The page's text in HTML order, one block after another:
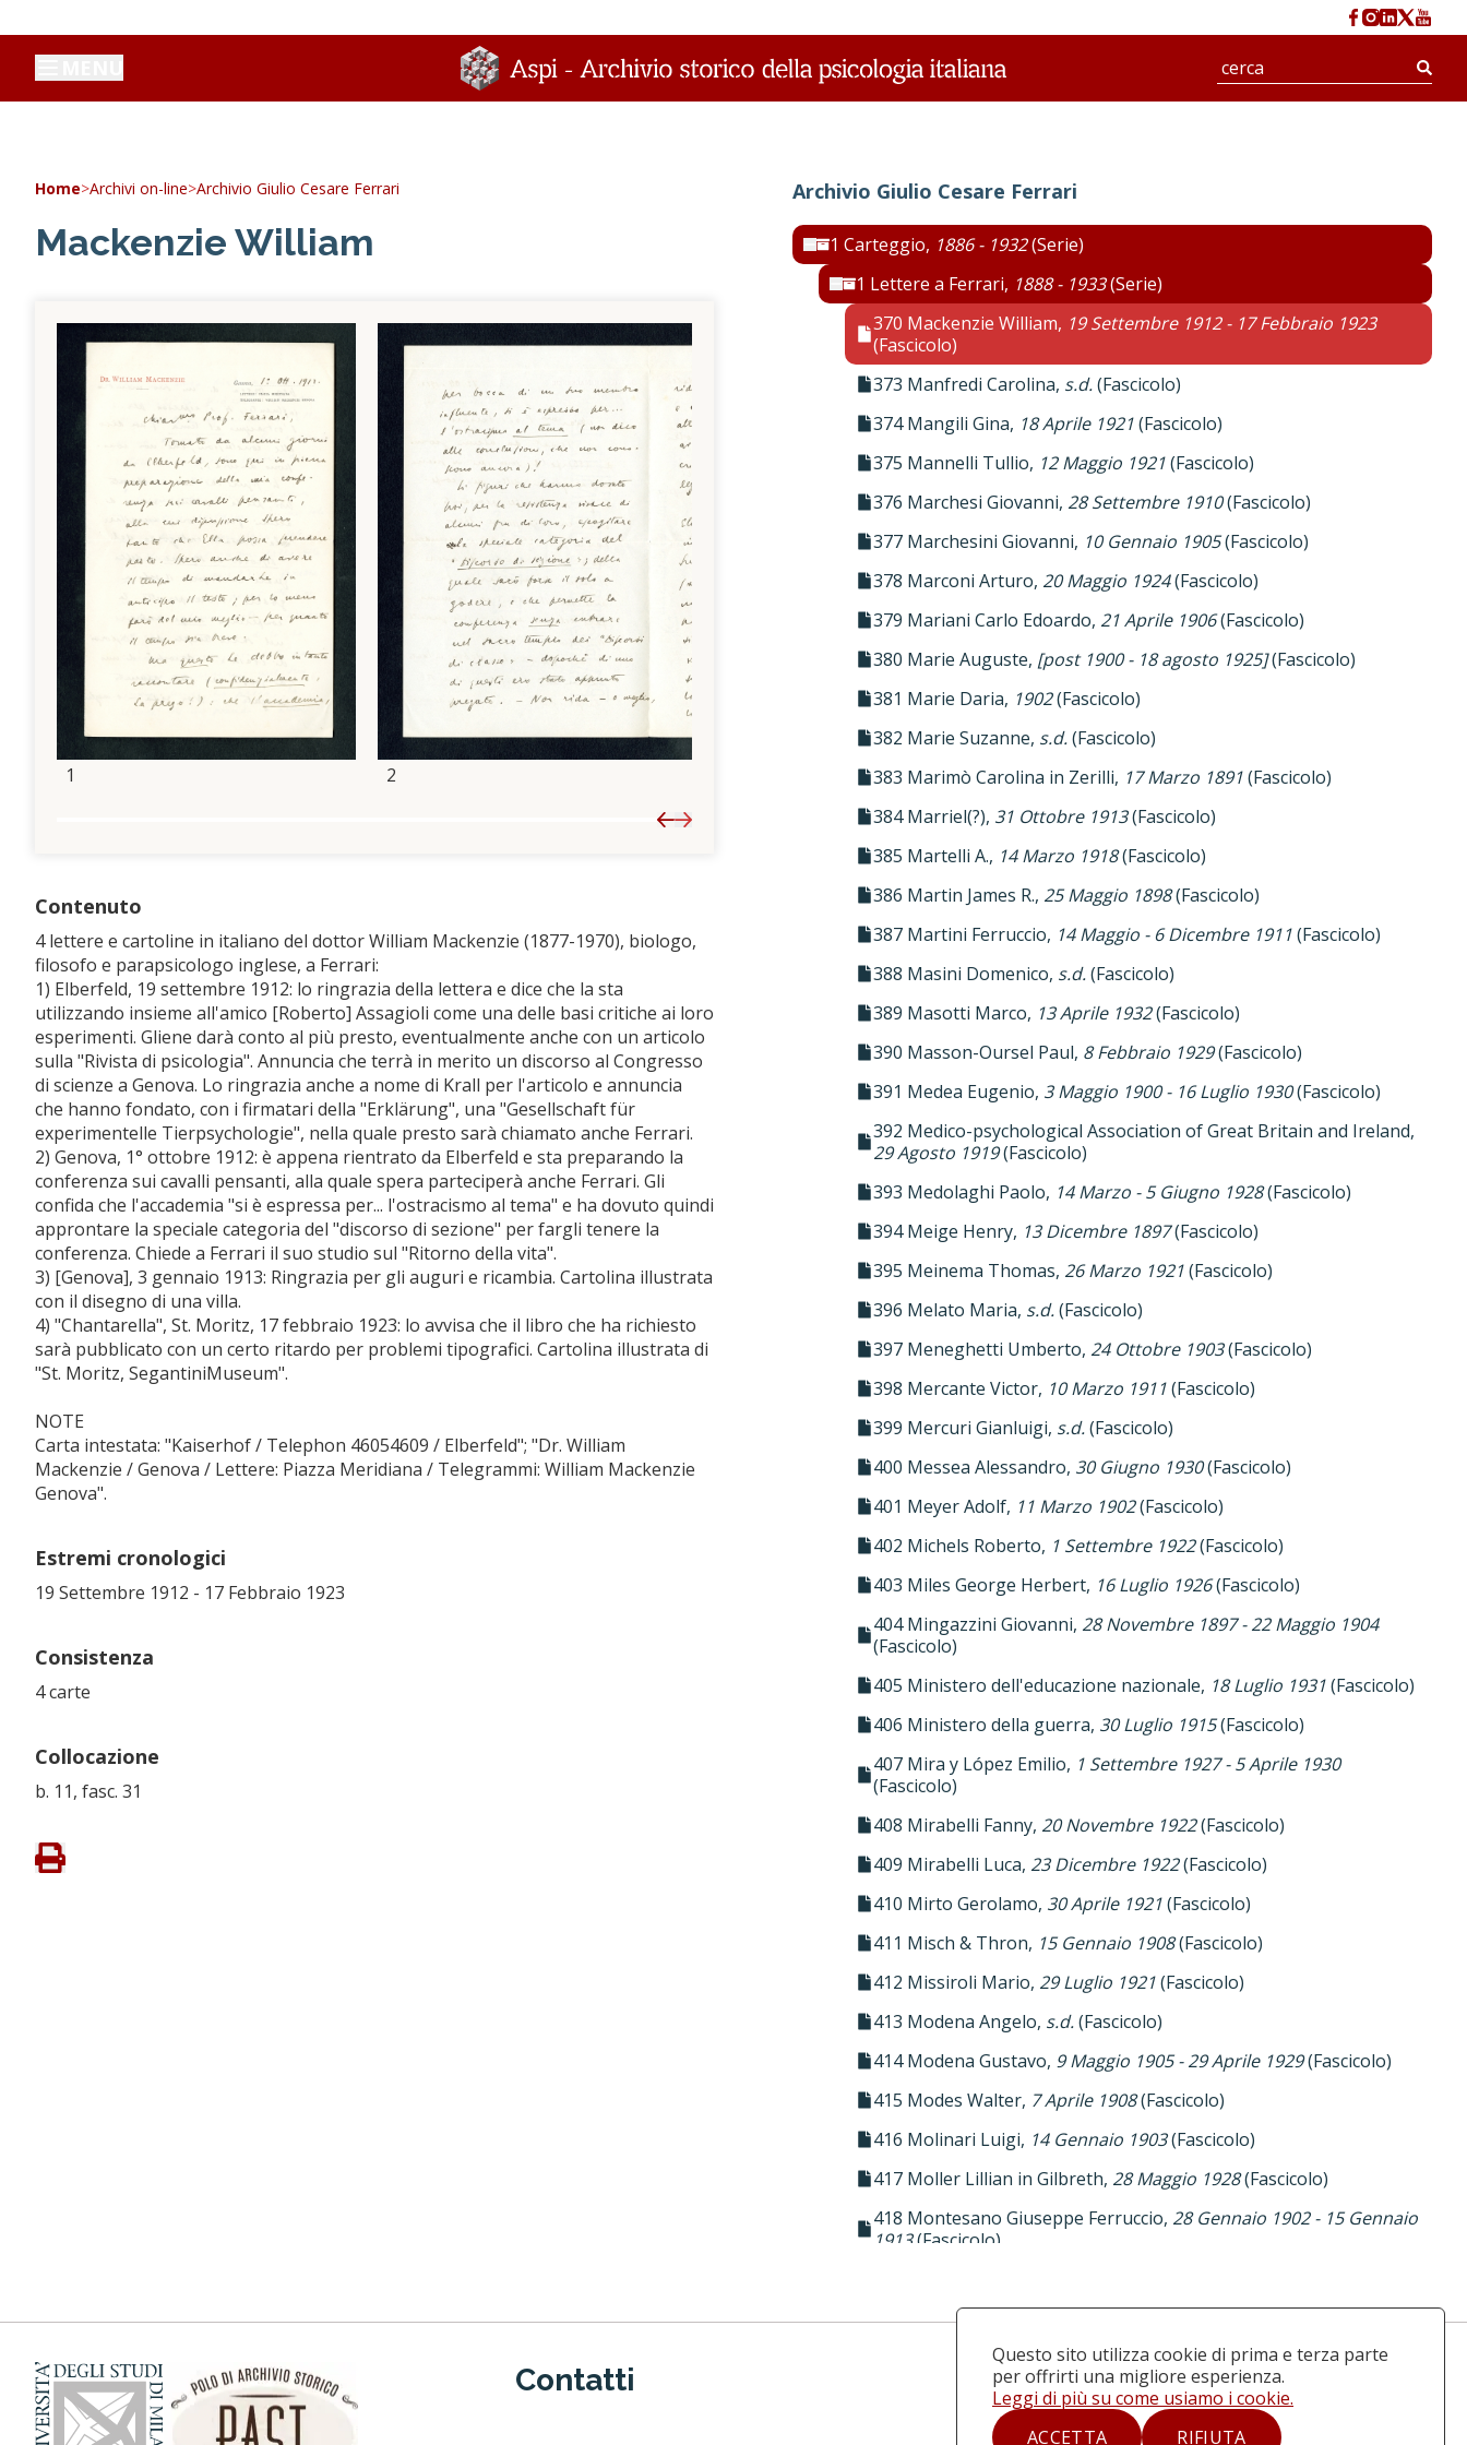
Home>Archivi on-line>Archivio Giulio Cesare Ferrari
Mackenzie William
1 2 3
4
Previous
Next
Contenuto
4 lettere e cartoline in italiano del dottor William Mackenzie (1877-1970), biologo,
filosofo e parapsicologo inglese, a Ferrari:
1) Elberfeld, 19 settembre 1912: lo ringrazia della lettera e dice che la sta
utilizzando insieme all'amico [Roberto] Assagioli come una delle basi critiche ai loro
esperimenti. Gliene darà conto al più presto, eventualmente anche con un articolo
sulla "Rivista di psicologia". Annuncia che terrà in merito un discorso al Congresso
di scienze a Genova. Lo ringrazia anche a nome di Krall per l'articolo e annuncia
che hanno fondato, con i firmatari della "Erklärung", una "Gesellschaft für
experimentelle Tierpsychologie", nella quale presto sarà chiamato anche Ferrari.
2) Genova, 1° ottobre 1912: è appena rientrato da Elberfeld e sta preparando la
conferenza sui cavalli pensanti, alla quale spera parteciperà anche Ferrari. Gli
confida che l'accademia "si è espressa per... l'ostracismo al tema" e ha dovuto quindi
approntare la speciale categoria del "discorso di sezione" per fargli tenere la
conferenza. Chiede a Ferrari il suo studio sul "Ritorno della vita".
3) [Genova], 3 gennaio 1913: Ringrazia per gli auguri e ricambia. Cartolina illustrata
con il disegno di una villa.
4) "Chantarella", St. Moritz, 17 febbraio 1923: lo avvisa che il libro che ha richiesto
sarà pubblicato con un certo ritardo per problemi tipografici. Cartolina illustrata di
"St. Moritz, SegantiniMuseum".
NOTE
Carta intestata: "Kaiserhof / Telephon 46054609 / Elberfeld"; "Dr. William
Mackenzie / Genova / Lettere: Piazza Meridiana / Telegrammi: William Mackenzie
Genova".
Estremi cronologici
19 Settembre 1912 - 17 Febbraio 1923
Consistenza
4 carte
Collocazione
b. 11, fasc. 31
Archivio Giulio Cesare Ferrari
1 Carteggio, 1886 - 1932(Serie)
1 Lettere a Ferrari, 1888 - 1933(Serie)
(Fascicolo)
366 Lusignani Luigi,
(Fascicolo)
369 MacDonald James H.,
370 Mackenzie William, 19 Settembre 1912 - 17 Febbraio 1923
(Fascicolo)
371 Maeder LeRoy M.A.,24 Aprile 1930(Fascicolo)
372 Mainardi,
373 Manfredi Carolina, s.d.(Fascicolo)
374 Mangili Gina, 18 Aprile 1921(Fascicolo)
375 Mannelli Tullio, 12 Maggio 1921(Fascicolo)
376 Marchesi Giovanni, 28 Settembre 1910(Fascicolo)
377 Marchesini Giovanni, 10 Gennaio 1905(Fascicolo)
378 Marconi Arturo, 20 Maggio 1924(Fascicolo)
379 Mariani Carlo Edoardo, 21 Aprile 1906(Fascicolo)
380 Marie Auguste, [post 1900 - 18 agosto 1925](Fascicolo)
381 Marie Daria, 1902(Fascicolo)
382 Marie Suzanne, s.d.(Fascicolo)
383 Marimò Carolina in Zerilli, 17 Marzo 1891(Fascicolo)
384 Marriel(?), 31 Ottobre 1913(Fascicolo)
385 Martelli A., 14 Marzo 1918(Fascicolo)
386 Martin James R., 25 Maggio 1898(Fascicolo)
387 Martini Ferruccio, 14 Maggio - 6 Dicembre 1911(Fascicolo)
388 Masini Domenico, s.d.(Fascicolo)
389 Masotti Marco, 13 Aprile 1932(Fascicolo)
390 Masson-Oursel Paul, 8 Febbraio 1929(Fascicolo)
391 Medea Eugenio, 3 Maggio 1900 - 16 Luglio 1930(Fascicolo)
392 Medico-psychological Association of Great Britain and Ireland,
29 Agosto 1919(Fascicolo)
393 Medolaghi Paolo, 14 Marzo - 5 Giugno 1928(Fascicolo)
394 Meige Henry, 13 Dicembre 1897(Fascicolo)
395 Meinema Thomas, 26 Marzo 1921(Fascicolo)
396 Melato Maria, s.d.(Fascicolo)
397 Meneghetti Umberto, 24 Ottobre 1903(Fascicolo)
398 Mercante Victor, 10 Marzo 1911(Fascicolo)
399 Mercuri Gianluigi, s.d.(Fascicolo)
400 Messea Alessandro, 30 Giugno 1930(Fascicolo)
401 Meyer Adolf, 11 Marzo 1902(Fascicolo)
402 Michels Roberto, 1 Settembre 1922(Fascicolo)
403 Miles George Herbert, 16 Luglio 1926(Fascicolo)
404 Mingazzini Giovanni, 28 Novembre 1897 - 22 Maggio 1904
(Fascicolo)
405 Ministero dell'educazione nazionale, 18 Luglio 1931(Fascicolo)
406 Ministero della guerra, 30 Luglio 1915(Fascicolo)
407 Mira y López Emilio, 1 Settembre 1927 - 5 Aprile 1930
(Fascicolo)
408 Mirabelli Fanny, 20 Novembre 1922(Fascicolo)
409 Mirabelli Luca, 23 Dicembre 1922(Fascicolo)
410 Mirto Gerolamo, 30 Aprile 1921(Fascicolo)
411 Misch & Thron, 15 Gennaio 1908(Fascicolo)
412 Missiroli Mario, 29 Luglio 1921(Fascicolo)
413 Modena Angelo, s.d.(Fascicolo)
414 Modena Gustavo, 9 Maggio 1905 - 29 Aprile 1929(Fascicolo)
415 Modes Walter, 7 Aprile 1908(Fascicolo)
416 Molinari Luigi, 14 Gennaio 1903(Fascicolo)
417 Moller Lillian in Gilbreth, 28 Maggio 1928(Fascicolo)
418 Montesano Giuseppe Ferruccio, 28 Gennaio 1902 - 15 Gennaio
1913(Fascicolo)
421 Moreau Hélène,7 Giugno 1905(Fascicolo)
422 Morel Jules,12 Marzo 1901 - 19 Gennaio 1912
Contatti Iscriviti alla newsletter
Questo sito utilizza cookie di prima e terza parte
per offrirti una migliore esperienza.
Leggi di più su come usiamo i cookie.
ACCETTA
RIFIUTA